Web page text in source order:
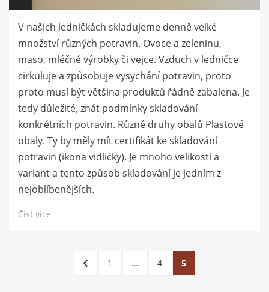
V našich ledničkách skladujeme denně velké
množství různých potravin. Ovoce a zeleninu,
maso, mléčné výrobky či vejce. Vzduch v ledničce
cirkuluje a způsobuje vysychání potravin, proto
proto musí být většina produktů řádně zabalena. Je
tedy důležité, znát podmínky skladování
konkrétních potravin. Různé druhy obalů Plastové
obaly. Ty by měly mít certifikát ke skladování
potravin (ikona vidličky). Je mnoho velikostí a
variant a tento způsob skladování je jedním z
nejoblíbenějších.
Číst více
Stránkování PŘEDCHOZÍ
STRÁNKA
1 … STRÁNKA
4 STRÁNKA
5